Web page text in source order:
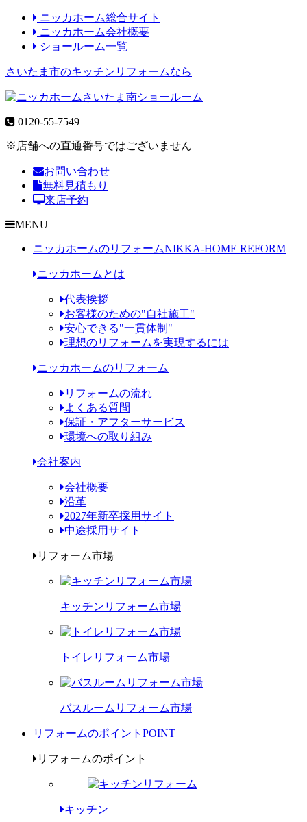
ニッカホーム総合サイト
ニッカホーム会社概要
ショールーム一覧
さいたま市のキッチンリフォームなら
0120-55-7549
※店舗への直通番号ではございません
お問い合わせ
無料見積もり
来店予約
MENU
ニッカホームのリフォームNIKKA-HOME REFORM
ニッカホームとは
代表挨拶
お客様のための"自社施工"
安心できる"一貫体制"
理想のリフォームを実現するには
ニッカホームのリフォーム
リフォームの流れ
よくある質問
保証・アフターサービス
環境への取り組み
会社案内
会社概要
沿革
2027年新卒採用サイト
中途採用サイト
リフォーム市場
キッチンリフォーム市場
トイレリフォーム市場
バスルームリフォーム市場
リフォームのポイント POINT
リフォームのポイント
キッチン